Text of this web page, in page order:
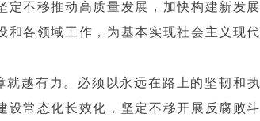
不移推动高质量发展，加快构建新发展
各领域工作，为基本实现社会主义现代
越有力。必须以永远在路上的坚韧和执
常态化长效化，坚定不移开展反腐败斗